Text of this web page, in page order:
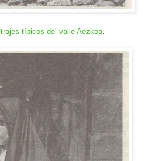
trajes típicos del valle Aezkoa.